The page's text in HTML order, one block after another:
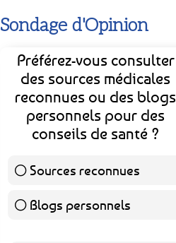
Sondage d'Opinion
Préférez-vous consulter
des sources médicales
reconnues ou des blogs
personnels pour des
conseils de santé ?
Sources reconnues
140 ( 73.3 % )
Blogs personnels51 ( 26.7 % )